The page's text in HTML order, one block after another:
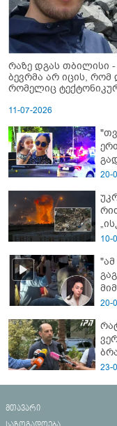
რაზე დგას თბილისი -
ბევრმა არ იცის, რომ
რომელიც
11-07-2026
-
20-
10-
20-
23-
მთავარი